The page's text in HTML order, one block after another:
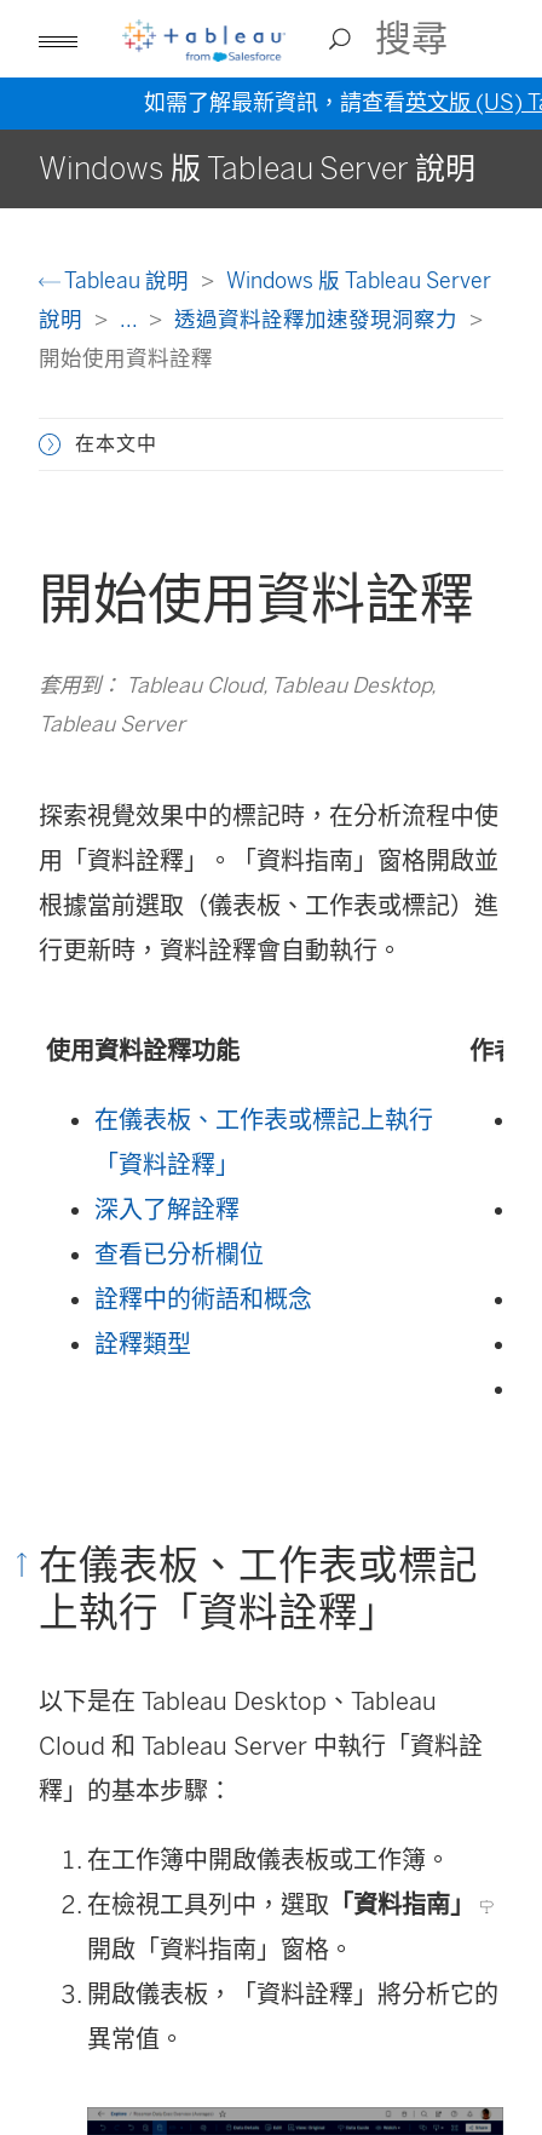
如需了解最新資訊，請查看英文版 (US)
Windows 版 Tableau Server 說明
Tableau 說明
Windows 版 Tableau Server
說明
...
透過資料詮釋加速發現洞察力
開始使用資料詮釋
在本文中
開始使用資料詮釋
套用到： Tableau Cloud, Tableau Desktop,
Tableau Server
探索視覺效果中的標記時，在分析流程中使
用「資料詮釋」。「資料指南」窗格開啟並
根據當前選取（儀表板、工作表或標記）進
行更新時，資料詮釋會自動執行。
使用資料詮釋功能
在儀表板、工作表或標記上執行
「資料詮釋」
深入了解詮釋
查看已分析欄位
詮釋中的術語和概念
詮釋類型
作者
在儀表板、工作表或標記
上執行「資料詮釋」
以下是在 Tableau Desktop、Tableau
Cloud 和 Tableau Server 中執行「資料詮
釋」的基本步驟：
在工作簿中開啟儀表板或工作簿。
在檢視工具列中，選取 「資料指南」
開啟「資料指南」窗格。
開啟儀表板，「資料詮釋」將分析它的
異常值。